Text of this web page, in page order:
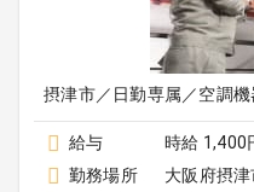
摂津市／日勤専属／空調機
給与
時給 1,400
勤務場所
大阪府摂津